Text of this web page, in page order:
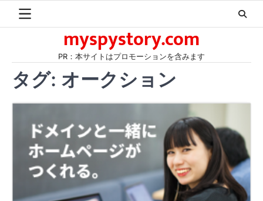
myspystory.com
PR：本サイトはプロモーションを含みます
タグ: オークション